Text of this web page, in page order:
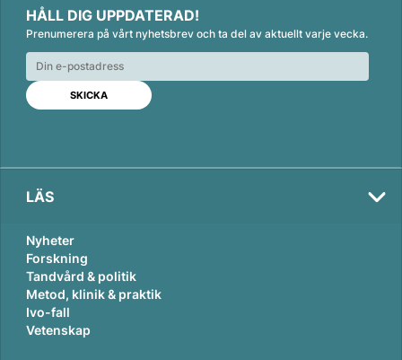
n
k
e
d
n
c
e
b
o
o
k
a
i
l
HÅLL DIG UPPDATERAD!
Prenumerera på vårt nyhetsbrev och ta del av aktuellt varje vecka.
LÄS
Nyheter
Forskning
Tandvård & politik
Metod, klinik & praktik
Ivo-fall
Vetenskap